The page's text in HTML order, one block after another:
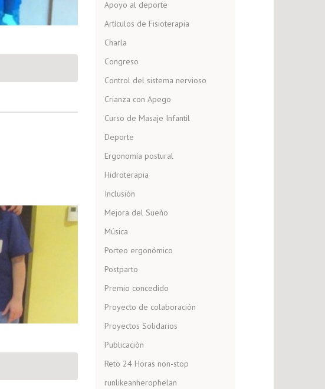
Apoyo al deporte
Artículos de Fisioterapia
Charla
Congreso
Control del sistema nervioso
Crianza con Apego
Curso de Masaje Infantil
Deporte
Ergonomía postural
Hidroterapia
Inclusión
Mejora del Sueño
Música
Porteo ergonómico
Postparto
Premio concedido
Proyecto de colaboración
Proyectos Solidarios
Publicación
Reto 24 Horas non-stop
runlikeanherophelan